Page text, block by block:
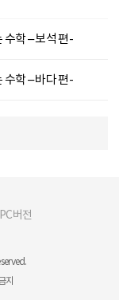
수학 – 보석 편-
수학 – 바다 편-
PC버전
지